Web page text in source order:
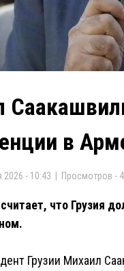
в
2026 - 10:43 | Просмотров -
что Грузия
Грузии Михаил